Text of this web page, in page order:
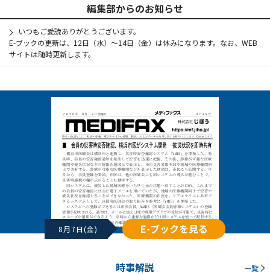
編集部からのお知らせ
いつもご愛読ありがとうございます。
E-ブックの更新は、12日（水）～14日（金）は休みになります。なお、WEB
サイトは随時更新します。
8月7日(金) E-ブックを見る
時事解説 一覧